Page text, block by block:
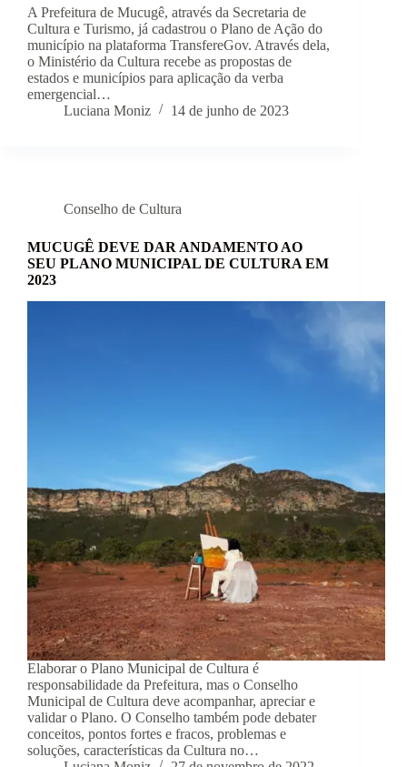
A Prefeitura de Mucugê, através da Secretaria de
Cultura e Turismo, já cadastrou o Plano de Ação do
município na plataforma TransfereGov. Através dela,
o Ministério da Cultura recebe as propostas de
estados e municípios para aplicação da verba
emergencial…
Luciana Moniz
14 de junho de 2023
Conselho de Cultura
MUCUGÊ DEVE DAR ANDAMENTO AO
SEU PLANO MUNICIPAL DE CULTURA EM
2023
Elaborar o Plano Municipal de Cultura é
responsabilidade da Prefeitura, mas o Conselho
Municipal de Cultura deve acompanhar, apreciar e
validar o Plano. O Conselho também pode debater
conceitos, pontos fortes e fracos, problemas e
soluções, características da Cultura no…